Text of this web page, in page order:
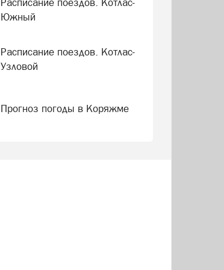
Южный
Расписание поездов. Котлас-
Узловой
Прогноз погоды в Коряжме